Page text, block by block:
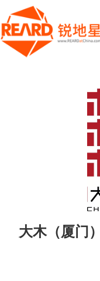
大木（厦门